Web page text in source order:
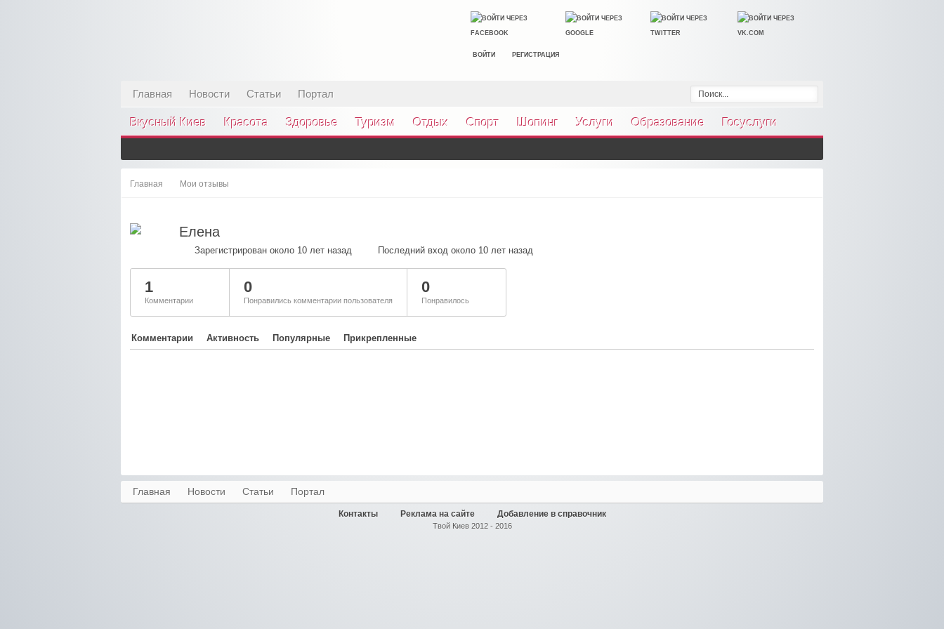
ВОЙТИ РЕГИСТРАЦИЯ
Главная Новости Статьи Портал
Вкусный Киев Красота Здоровье Туризм Отдых Спорт Шопинг Услуги Образование Госуслуги
Главная Мои отзывы
Елена
Зарегистрирован около 10 лет назад Последний вход около 10 лет назад
1
Комментарии
0
Понравились комментарии пользователя
0
Понравилось
Комментарии Активность Популярные Прикрепленные
Главная Новости Статьи Портал
Контакты Реклама на сайте Добавление в справочник
Твой Киев 2012 - 2016